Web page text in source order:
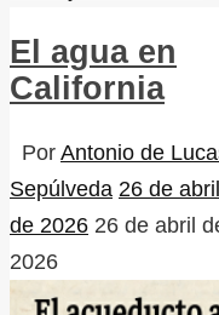
El agua en
California
Por Antonio de
Sepúlveda 26 de abril
de 2026 26 de abril
2026